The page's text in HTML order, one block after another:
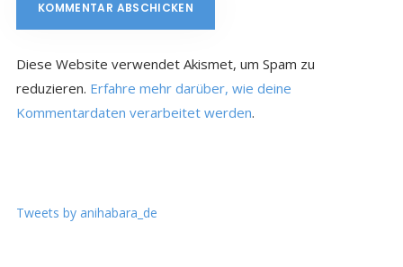
Diese Website verwendet Akismet, um Spam zu
reduzieren. Erfahre mehr darüber, wie deine
Kommentardaten verarbeitet werden.
Tweets by anihabara_de